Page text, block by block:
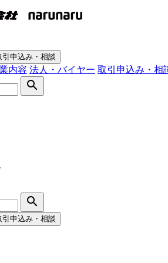
引申込み・相談
内容 法人・バイヤー 取引申込み・相
search
search
引申込み・相談